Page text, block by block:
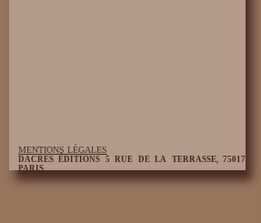
MENTIONS LÉGALES
DACRES ÉDITIONS 5 RUE DE LA TERRASSE, 75017
PARIS